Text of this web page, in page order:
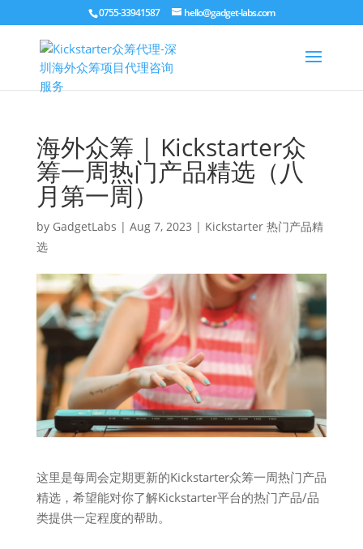
0755-33941587 hello@gadget-labs.com
海外众筹 | Kickstarter众
筹一周热门产品精选（八
月第一周）
by GadgetLabs | Aug 7, 2023 | Kickstarter 热门产品精
选
这里是每周会定期更新的Kickstarter众筹一周热门产品
精选，希望能对你了解Kickstarter平台的热门产品/品
类提供一定程度的帮助。